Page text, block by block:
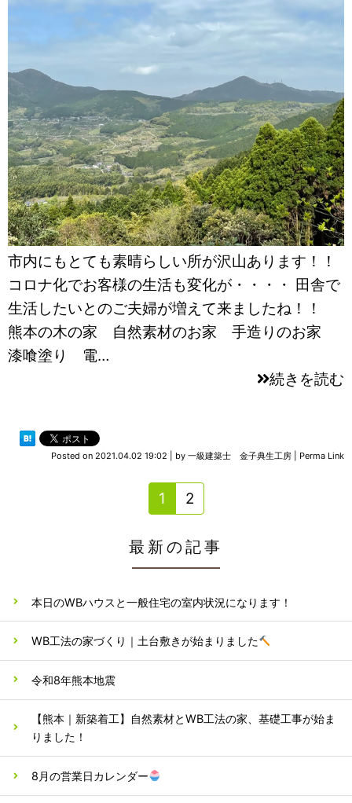
市内にもとても素晴らしい所が沢山あります！！
コロナ化でお客様の生活も変化が・・・・ 田舎で
生活したいとのご夫婦が増えて来ましたね！！
熊本の木の家 自然素材のお家 手造りのお家
漆喰塗り 電…
続きを読む
Posted on 2021.04.02 19:02 by 一級建築士 金子典生工房 Perma Link
1 2
最新の記事
本日のWBハウスと一般住宅の室内状況になります！
WB工法の家づくり｜土台敷きが始まりました
令和8年熊本地震
【熊本｜新築着工】自然素材とWB工法の家、基礎工事が始ま
りました！
8月の営業日カレンダー